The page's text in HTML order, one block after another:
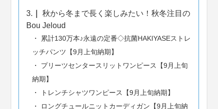
3.
秋から冬まで長く楽しみたい！秋冬注目の
Bou Jeloud
累計130万本♪永遠の定番◇抗菌HAKIYASEストレ
ッチパンツ【9月上旬納期】
プリーツセンタースリットワンピース【9月上旬
納期】
トレンチシャツワンピース【9月上旬納期】
ロングチュールニットカーディガン【9月上旬納